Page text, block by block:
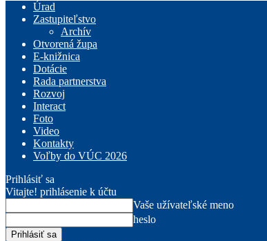
Úrad
Zastupiteľstvo
Archív
Otvorená župa
E-knižnica
Dotácie
Rada partnerstva
Rozvoj
Interact
Foto
Video
Kontakty
Voľby do VÚC 2026
Prihlásiť sa
Vitajte! prihlásenie k účtu
Vaše užívateľské meno
heslo